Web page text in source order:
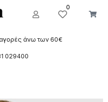
0
άνω των 60€
029400